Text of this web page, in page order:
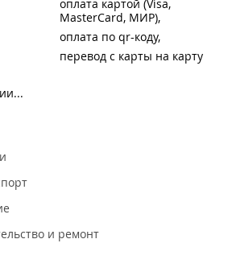
оплата картой (Visa,
MasterCard, МИР)
оплата по qr-коду
перевод с карты на карту
и ремонт